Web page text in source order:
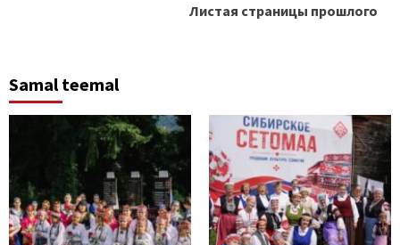
Листая страницы прошлого
Samal teemal